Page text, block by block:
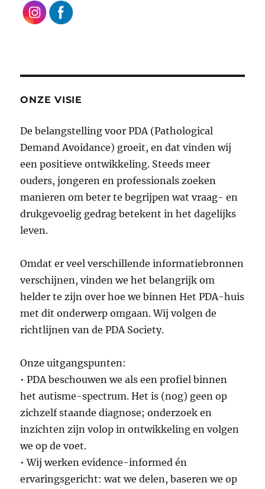
ONZE VISIE
De belangstelling voor PDA (Pathological
Demand Avoidance) groeit, en dat vinden wij
een positieve ontwikkeling. Steeds meer
ouders, jongeren en professionals zoeken
manieren om beter te begrijpen wat vraag- en
drukgevoelig gedrag betekent in het dagelijks
leven.
Omdat er veel verschillende informatiebronnen
verschijnen, vinden we het belangrijk om
helder te zijn over hoe we binnen Het PDA-huis
met dit onderwerp omgaan. Wij volgen de
richtlijnen van de PDA Society.
Onze uitgangspunten:
• PDA beschouwen we als een profiel binnen
het autisme-spectrum. Het is (nog) geen op
zichzelf staande diagnose; onderzoek en
inzichten zijn volop in ontwikkeling en volgen
we op de voet.
• Wij werken evidence-informed én
ervaringsgericht: wat we delen, baseren we op